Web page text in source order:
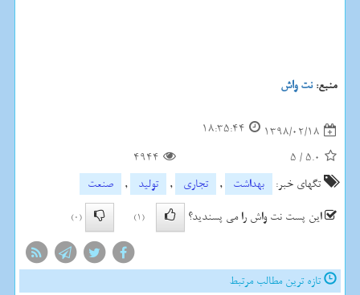
منبع:نت واش
1398/02/18
18:35:44
5.0
/
5
4944
تگهای خبر:
بهداشت , تجاری , تولید ,
صنعت
این پست نت واش را می پسندید؟
(1)
(0)
تازه ترین مطالب مرتبط